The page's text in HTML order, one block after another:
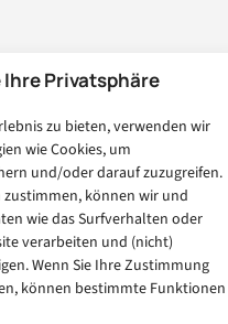
Privatsphäre
zu bieten, verwenden wir
wie Cookies, um
und/oder darauf zuzugreifen.
zustimmen, können wir und
wie das Surfverhalten oder
verarbeiten und (nicht)
Wenn Sie Ihre Zustimmung
können bestimmte Funktionen